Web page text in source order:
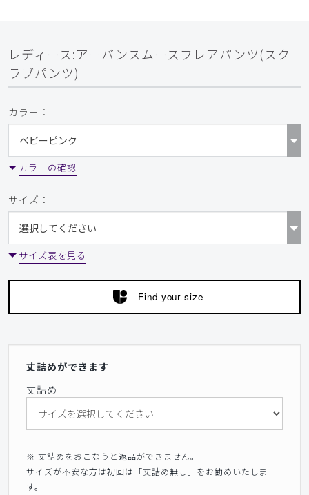
レディース:アーバンスムースフレアパンツ(スク
ラブパンツ)
カラー：
カラーの確認
サイズ：
サイズ表を見る
Find your size
丈詰めができます
丈詰め
※ 丈詰めをおこなうと返品ができません。
サイズが不安な方は初回は「丈詰め無し」をお勧めいたしま
す。